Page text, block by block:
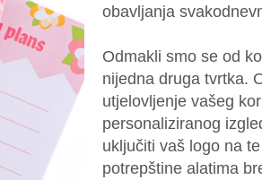
obavljanja
Odmakli smo se od
nijedna druga tvrtka.
utjelovljenje vašeg
personaliziranog
uključiti vaš logo na
potrepštine alatima